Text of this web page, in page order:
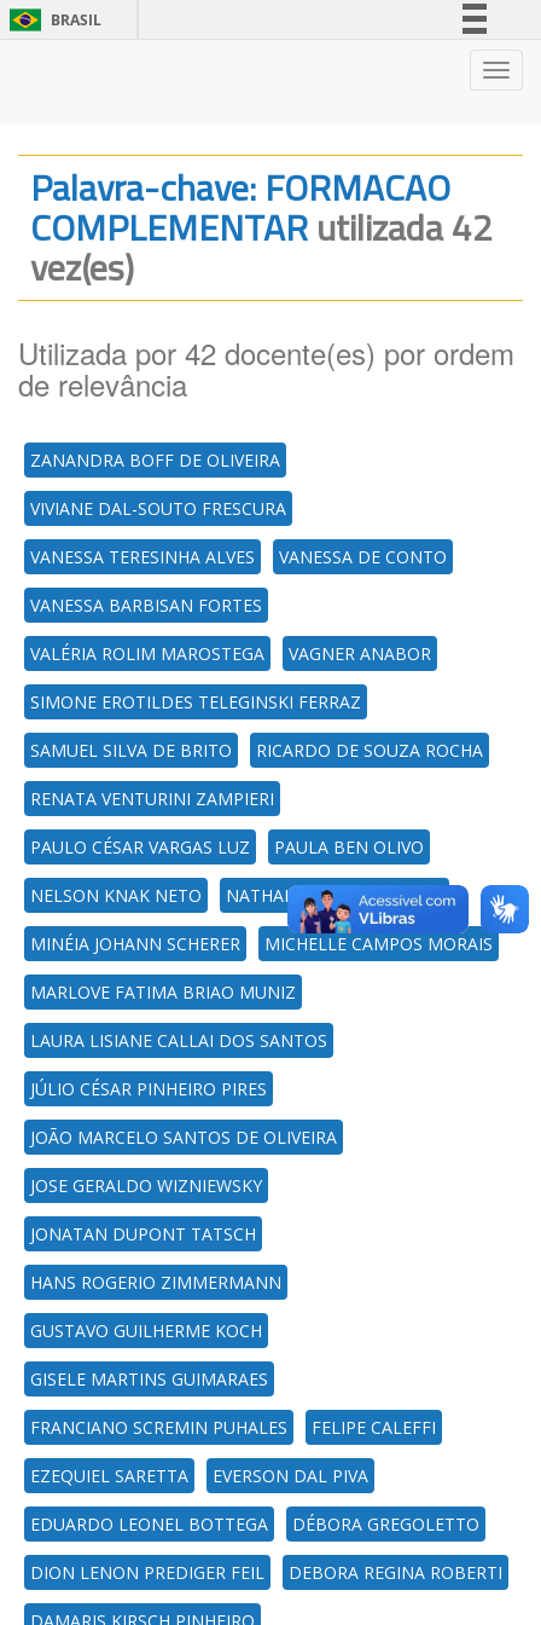
BRASIL
Legislação
Canais
Palavra-chave: FORMACAO
COMPLEMENTARutilizada 42
vez(es)
Utilizada por 42 docente(es) por ordem
de relevância
ZANANDRA BOFF DE OLIVEIRA
VIVIANE DAL-SOUTO FRESCURA
VANESSA TERESINHA ALVES VANESSA DE CONTO
VANESSA BARBISAN FORTES
VALÉRIA ROLIM MAROSTEGA VAGNER ANABOR
SIMONE EROTILDES TELEGINSKI FERRAZ
SAMUEL SILVA DE BRITO RICARDO DE SOUZA ROCHA
RENATA VENTURINI ZAMPIERI
PAULO CÉSAR VARGAS LUZ PAULA BEN OLIVO
NELSON KNAK NETO NATHALIE TISSOT BOIASKI
MINÉIA JOHANN SCHERER MICHELLE CAMPOS MORAIS
MARLOVE FATIMA BRIAO MUNIZ
LAURA LISIANE CALLAI DOS SANTOS
JÚLIO CÉSAR PINHEIRO PIRES
JOÃO MARCELO SANTOS DE OLIVEIRA
JOSE GERALDO WIZNIEWSKY
JONATAN DUPONT TATSCH
HANS ROGERIO ZIMMERMANN
GUSTAVO GUILHERME KOCH
GISELE MARTINS GUIMARAES
FRANCIANO SCREMIN PUHALES FELIPE CALEFFI
EZEQUIEL SARETTA EVERSON DAL PIVA
EDUARDO LEONEL BOTTEGA DÉBORA GREGOLETTO
DION LENON PREDIGER FEIL DEBORA REGINA ROBERTI